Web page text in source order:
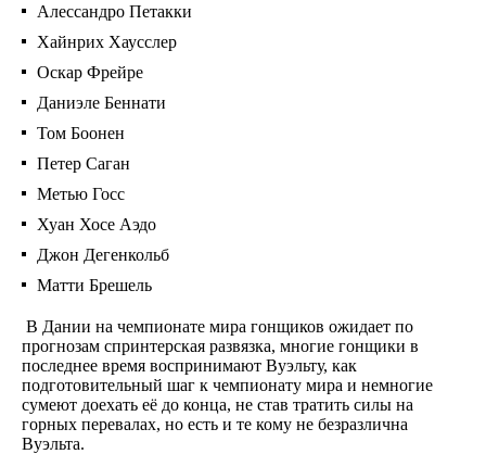
Алессандро Петакки
Хайнрих Хаусслер
Оскар Фрейре
Даниэле Беннати
Том Боонен
Петер Саган
Метью Госс
Хуан Хосе Аэдо
Джон Дегенкольб
Матти Брешель
В Дании на чемпионате мира гонщиков ожидает по
прогнозам спринтерская развязка, многие гонщики в
последнее время воспринимают Вуэльту, как
подготовительный шаг к чемпионату мира и немногие
сумеют доехать её до конца, не став тратить силы на
горных перевалах, но есть и те кому не безразлична
Вуэльта.